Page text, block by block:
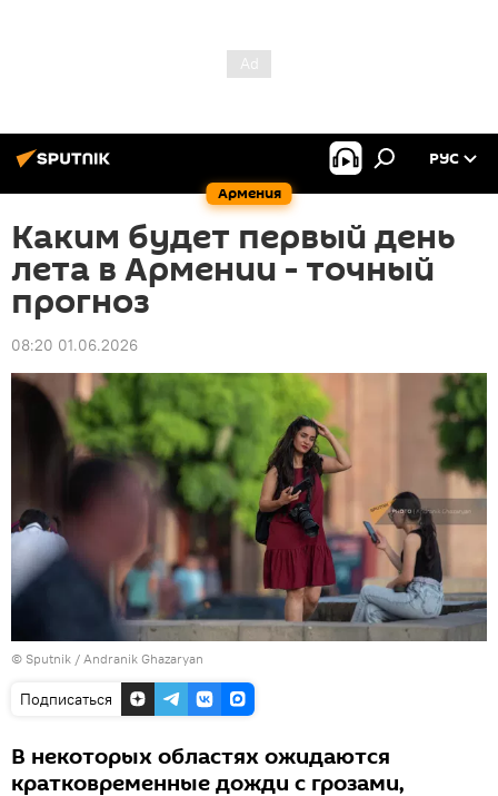
Армения
РУС
Каким будет первый день
лета в Армении - точный
прогноз
08:20 01.06.2026
© Sputnik / Andranik Ghazaryan
Подписаться
В некоторых областях ожидаются
кратковременные дожди с грозами,